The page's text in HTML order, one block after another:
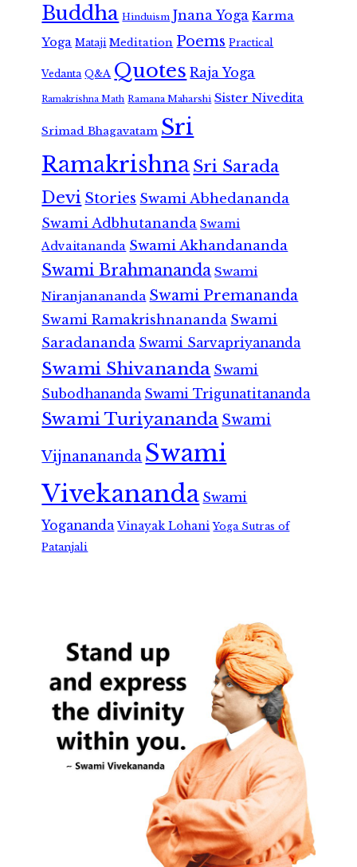
Buddha Hinduism Jnana Yoga Karma
Yoga Mataji Meditation Poems Practical
Vedanta Q&A Quotes Raja Yoga
Ramakrishna Math Ramana Maharshi Sister Nivedita
Srimad Bhagavatam Sri
RamakrishnaSri Sarada
Devi Stories Swami Abhedananda
Swami Adbhutananda Swami
Advaitananda Swami Akhandananda
Swami Brahmananda Swami
Niranjanananda Swami Premananda
Swami Ramakrishnananda Swami
Saradananda Swami Sarvapriyananda
Swami Shivananda Swami
Subodhananda Swami Trigunatitananda
Swami Turiyananda Swami
Vijnanananda Swami
Vivekananda Swami
Yogananda Vinayak Lohani Yoga Sutras of
Patanjali